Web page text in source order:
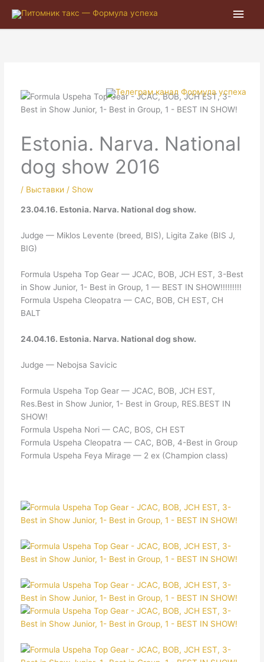
Estonia. Narva. National
dog show 2016
/ Выставки / Show
23.04.16. Estonia. Narva. National dog show.
Judge — Miklos Levente (breed, BIS), Ligita Zake (BIS J,
BIG)
Formula Uspeha Top Gear — JCAC, BOB, JCH EST, 3-Best
in Show Junior, 1- Best in Group, 1 — BEST IN SHOW!!!!!!!!!
Formula Uspeha Cleopatra — CAC, BOB, CH EST, CH
BALT
24.04.16. Estonia. Narva. National dog show.
Judge — Nebojsa Savicic
Formula Uspeha Top Gear — JCAC, BOB, JCH EST,
Res.Best in Show Junior, 1- Best in Group, RES.BEST IN
SHOW!
Formula Uspeha Nori — CAC, BOS, CH EST
Formula Uspeha Cleopatra — CAC, BOB, 4-Best in Group
Formula Uspeha Feya Mirage — 2 ex (Champion class)